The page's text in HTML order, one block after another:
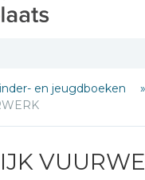
en jeugdboeken